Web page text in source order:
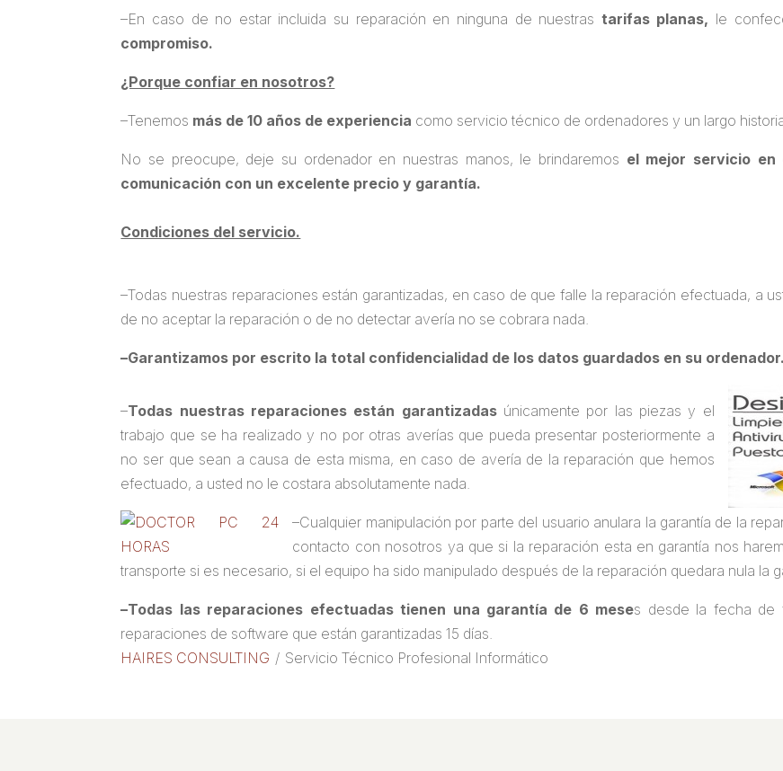
–En caso de no estar incluida su reparación en ninguna de nuestras tarifas planas, le
compromiso.
¿Porque confiar en nosotros?
–Tenemos más de 10 años de experiencia como servicio técnico de ordenadores y un largo
No se preocupe, deje su ordenador en nuestras manos, le brindaremos el mejor servicio
comunicación con un excelente precio y garantía.
Condiciones del servicio.
–Todas nuestras reparaciones están garantizadas, en caso de que falle la reparación efectuada, a
de no aceptar la reparación o de no detectar avería no se cobrara nada.
–Garantizamos por escrito la total confidencialidad de los datos guardados en su ordenador.
–Todas nuestras reparaciones están garantizadasúnicamente por las piezas y el
trabajo que se ha realizado y no por otras averías que pueda presentar posteriormente a
no ser que sean a causa de esta misma, en caso de avería de la reparación que hemos
efectuado, a usted no le costara absolutamente nada.
–Cualquier manipulación por parte del usuario anulara la garantía de la
contacto con nosotros ya que si la reparación esta en garantía nos
transporte si es necesario, si el equipo ha sido manipulado después de la reparación quedara nula la
–Todas las reparaciones efectuadas tienen una garantía de 6 meses desde la fecha de
reparaciones de software que están garantizadas 15 días.
HAIRES CONSULTING / Servicio Técnico Profesional Informático